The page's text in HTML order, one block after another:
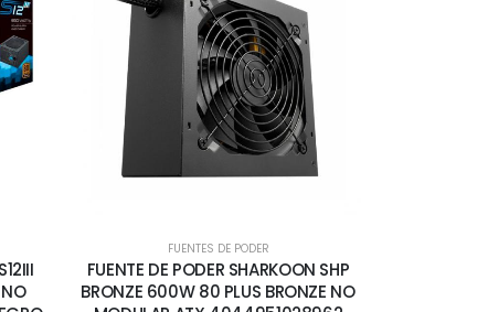
FUENTES DE PODER
FUENTE DE PODER SHARKOON SHP
BRONZE 600W 80 PLUS BRONZE NO